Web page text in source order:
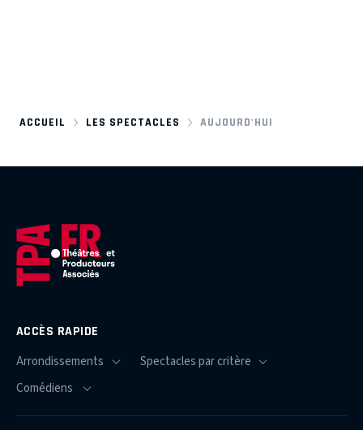
ACCUEIL LES SPECTACLES AUJOURD'HUI
ACCÈS RAPIDE